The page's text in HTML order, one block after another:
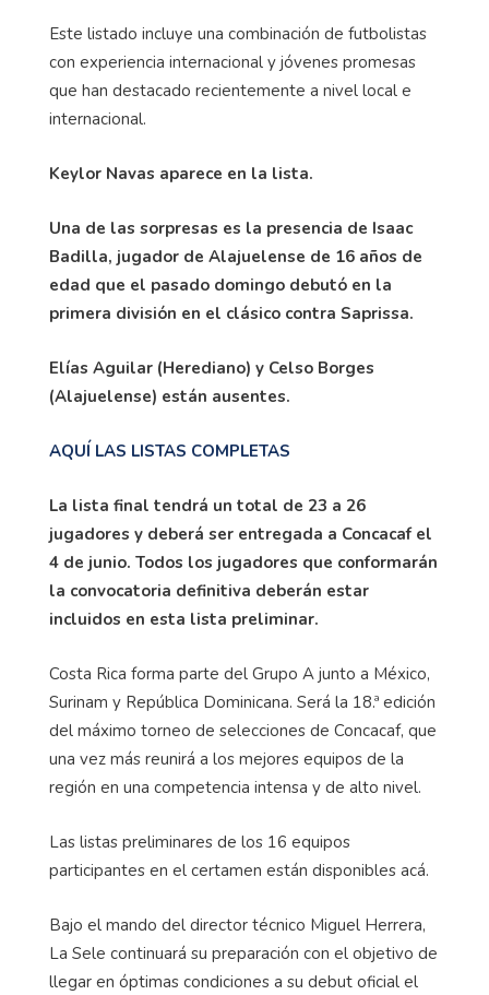
Este listado incluye una combinación de futbolistas
con experiencia internacional y jóvenes promesas
que han destacado recientemente a nivel local e
internacional.
Keylor Navas aparece en la lista.
Una de las sorpresas es la presencia de Isaac
Badilla, jugador de Alajuelense de 16 años de
edad que el pasado domingo debutó en la
primera división en el clásico contra Saprissa.
Elías Aguilar (Herediano) y Celso Borges
(Alajuelense) están ausentes.
AQUÍ LAS LISTAS COMPLETAS
La lista final tendrá un total de 23 a 26
jugadores y deberá ser entregada a Concacaf el
4 de junio. Todos los jugadores que conformarán
la convocatoria definitiva deberán estar
incluidos en esta lista preliminar.
Costa Rica forma parte del Grupo A junto a México,
Surinam y República Dominicana. Será la 18.ª edición
del máximo torneo de selecciones de Concacaf, que
una vez más reunirá a los mejores equipos de la
región en una competencia intensa y de alto nivel.
Las listas preliminares de los 16 equipos
participantes en el certamen están disponibles acá.
Bajo el mando del director técnico Miguel Herrera,
La Sele continuará su preparación con el objetivo de
llegar en óptimas condiciones a su debut oficial el